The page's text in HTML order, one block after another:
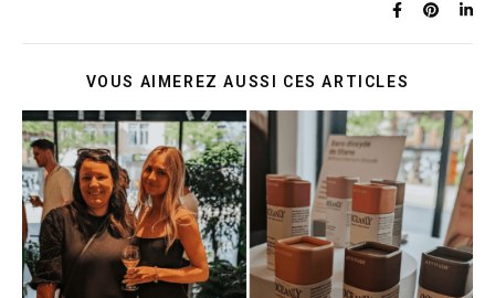
VOUS AIMEREZ AUSSI CES ARTICLES